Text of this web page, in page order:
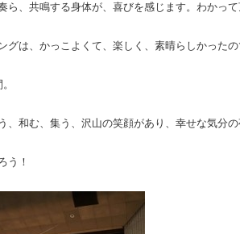
ら、共鳴する身体が、喜びを感じます。わかっ
グは、かっこよくて、楽しく、素晴らしかった
、和む、集う、沢山の笑顔があり、幸せな気分
う！